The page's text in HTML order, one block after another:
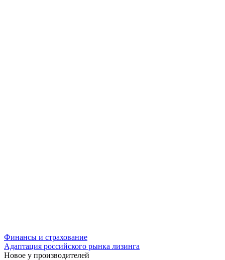
Финансы и страхование
Адаптация российского рынка лизинга
Новое у производителей